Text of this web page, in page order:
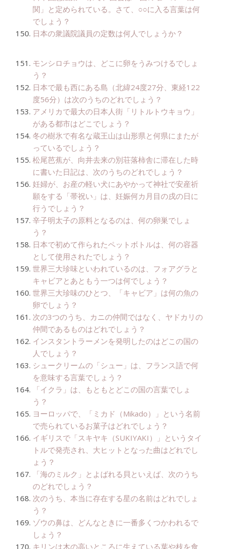
関」と定められている。さて、○○に入る言葉は何
でしょう？
日本の衆議院議員の定数は何人でしょうか？
モンシロチョウは、どこに卵をうみつけるでしょ
う？
日本で最も西にある島（北緯24度27分、東経122
度56分）は次のうちのどれでしょう？
アメリカで最大の日本人街「リトルトウキョウ」
がある都市はどこでしょう？
冬の樹氷で有名な蔵王山は山形県と何県にまたが
っているでしょう？
松尾芭蕉が、向井去来の別荘落柿舎に滞在した時
に書いた日記は、次のうちのどれでしょう？
妊婦が、お産の軽い犬にあやかって神社で安産祈
願をする「帯祝い」は、妊娠何カ月目の戌の日に
行うでしょう？
辛子明太子の原料となるのは、何の卵巣でしょ
う？
日本で初めて作られたペットボトルは、何の容器
として使用されたでしょう？
世界三大珍味といわれているのは、フォアグラと
キャビアとあともう一つは何でしょう？
世界三大珍味のひとつ、「キャビア」は何の魚の
卵でしょう？
次の3つのうち、カニの仲間ではなく、ヤドカリの
仲間であるものはどれでしょう？
インスタントラーメンを発明したのはどこの国の
人でしょう？
シュークリームの「シュー」は、フランス語で何
を意味する言葉でしょう？
「イクラ」は、もともとどこの国の言葉でしょ
う？
ヨーロッパで、「ミカド（Mikado）」という名前
で売られているお菓子はどれでしょう？
イギリスで「スキヤキ（SUKIYAKI）」というタイ
トルで発売され、大ヒットとなった曲はどれでし
ょう？
「海のミルク」とよばれる貝といえば、次のうち
のどれでしょう？
次のうち、本当に存在する星の名前はどれでしょ
う？
ゾウの鼻は、どんなときに一番多くつかわれるで
しょう？
キリンは木の高いところに生えている葉や枝を食